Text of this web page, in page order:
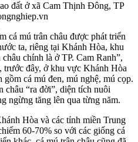
đất ở xã Cam Thịnh Đông, TP
cá mú trân châu được phát triển
ta, riêng tại Khánh Hòa, khu
chính là ở TP. Cam Ranh”,
trước đây, ở khu vực Khánh Hòa
cá mú đen, mú nghệ, mú cọp.
châu “ra đời”, diện tích nuôi
ngừng tăng lên qua từng năm.
Hòa và các tỉnh miền Trung
60-70% so với các giống cá